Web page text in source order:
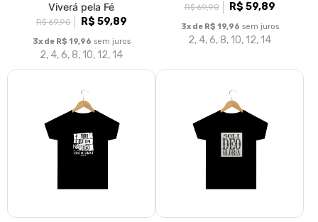
Viverá pela Fé
R$ 69,90 R$ 59,89
3x de R$ 19,96 sem juros
2, 4, 6, 8, 10, 12, 14
R$ 69,90 R$ 59,89
3x de R$ 19,96 sem juros
2, 4, 6, 8, 10, 12, 14